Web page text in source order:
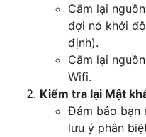
Cắm lại
đợi nó khởi
định).
Cắm lại
Wifi.
Kiểm tra lại Mật
Đảm bảo bạn
lưu ý phân